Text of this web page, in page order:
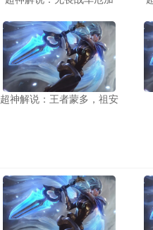
超神解说：王者蒙多，祖安